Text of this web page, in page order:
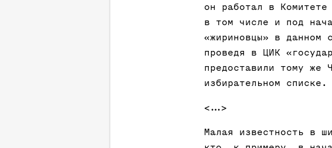
он работал в Комитете
в том числе и под
«жириновцы» в данном
проведя в ЦИК
предоставили тому же
избирательном списке.
<…>
Малая известность в